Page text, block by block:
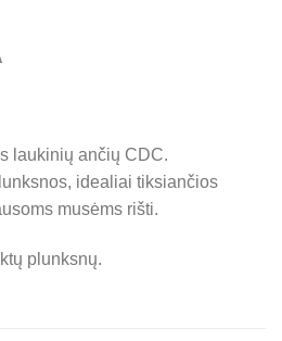
laukinių ančių CDC.
idealiai tiksiančios
musėms rišti.
plunksnų.